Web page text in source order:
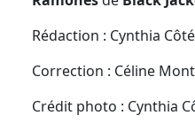
Rédaction : Cynthia Côté
Correction : Céline
Crédit photo : Cynthia